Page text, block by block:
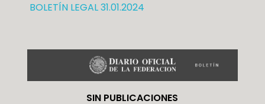
BOLETÍN LEGAL 31.01.2024
SIN PUBLICACIONES